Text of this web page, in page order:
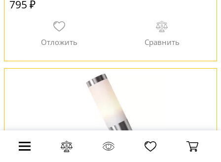
795 ₽